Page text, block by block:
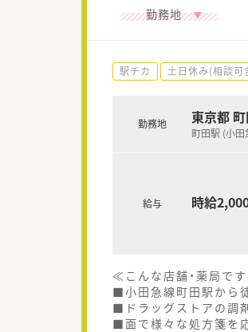
勤務地
駅チカ 土日休み(相談可
勤務地 東京都
町田駅 (小田
給与 時給
≪こんな店舗・薬局で
■小田急線町田駅から
■ドラッグストアの調
■面で様々な処方箋を